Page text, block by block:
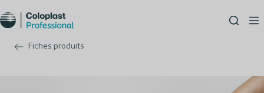
Fiches produits